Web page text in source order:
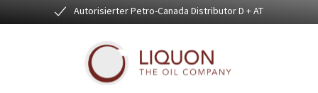
Zum Hauptinhalt springenAutorisierter Petro-Canada Distributor D + AT